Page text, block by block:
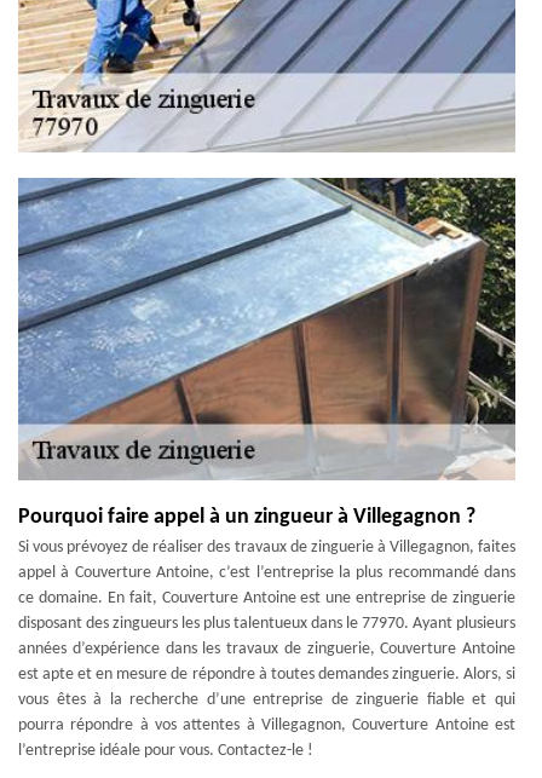
Pourquoi faire appel à un zingueur à Villegagnon ?
Si vous prévoyez de réaliser des travaux de zinguerie à Villegagnon, faites
appel à Couverture Antoine, c’est l’entreprise la plus recommandé dans
ce domaine. En fait, Couverture Antoine est une entreprise de zinguerie
disposant des zingueurs les plus talentueux dans le 77970. Ayant plusieurs
années d’expérience dans les travaux de zinguerie, Couverture Antoine
est apte et en mesure de répondre à toutes demandes zinguerie. Alors, si
vous êtes à la recherche d’une entreprise de zinguerie fiable et qui
pourra répondre à vos attentes à Villegagnon, Couverture Antoine est
l’entreprise idéale pour vous. Contactez-le !